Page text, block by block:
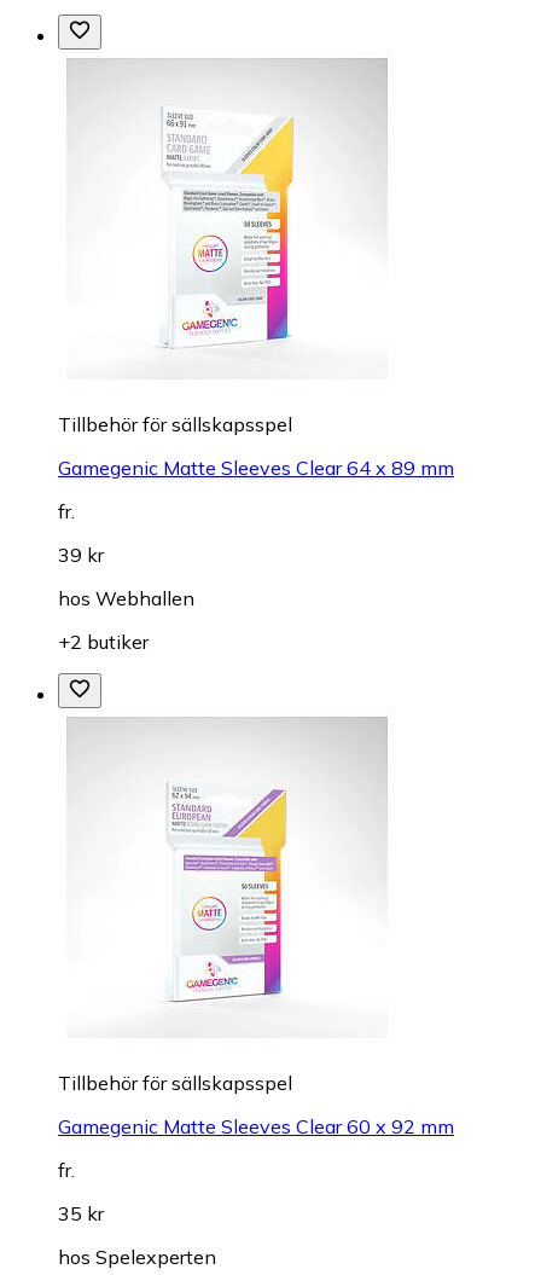
Tillbehör för sällskapsspel
Gamegenic Matte Sleeves Clear 64 x 89 mm
fr.
39 kr
hos Webhallen
+2 butiker
Tillbehör för sällskapsspel
Gamegenic Matte Sleeves Clear 60 x 92 mm
fr.
35 kr
hos Spelexperten